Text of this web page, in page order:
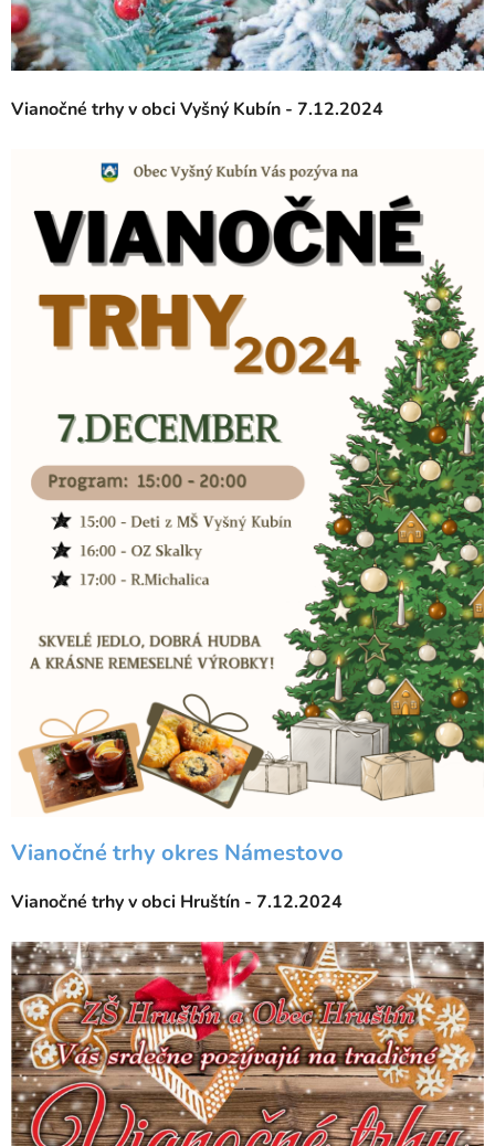
Vianočné trhy v obci Vyšný Kubín - 7.12.2024
Vianočné trhy okres Námestovo
Vianočné trhy v obci Hruštín - 7.12.2024